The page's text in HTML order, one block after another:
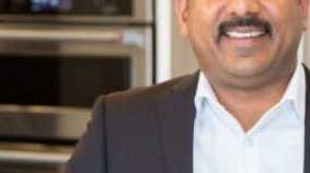
ഖാസിം
സുരക്ഷ ഭിക്ഷ
രൂക്ഷവിമർശനം